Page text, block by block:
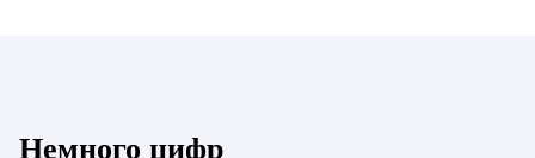
Немного цифр